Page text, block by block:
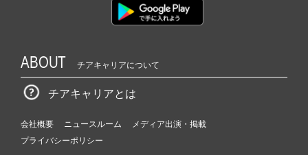
ABOUT チアキャリアについて
チアキャリアとは
会社概要 ニュースルーム
メディア出演・掲載
プライバシーポリシー